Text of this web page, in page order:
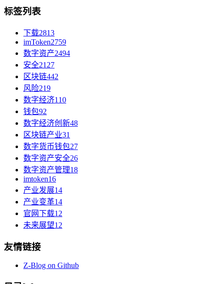
标签列表
下载2813
imToken2759
数字资产2494
安全2127
区块链442
风险219
数字经济110
钱包92
数字经济创新48
区块链产业31
数字货币钱包27
数字资产安全26
数字资产管理18
imtoken16
产业发展14
产业变革14
官网下载12
未来展望12
友情链接
Z-Blog on Github